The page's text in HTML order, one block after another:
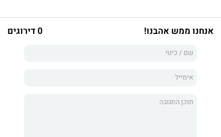
ביום שבו הצמדתי שתי אצבעות למפרק כף ידו של אדם והרגשתי את
הדופק שלו, ידעתי שאעשה הכול כדי שהלב הזה ימשיך לפעום.
פופוביץ, ולהבנה שהוא היחיד שעומד ביני ובין חרב היאקוזה המונפת
מעל ראשי.
המלאך מג'רזי שואב אותי עמוק אל תוך עולם של פשע, נקמה
אנחנו ממש אהבנו! 0 דירוגים